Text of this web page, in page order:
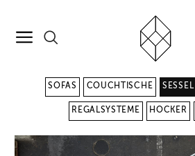
SOFAS COUCHTISCHE SESSEL
REGALSYSTEME HOCKER